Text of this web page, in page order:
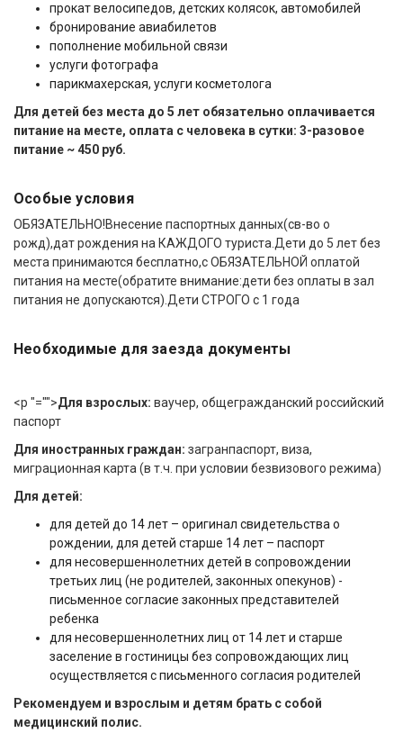
прокат велосипедов, детских колясок, автомобилей
бронирование авиабилетов
пополнение мобильной связи
услуги фотографа
парикмахерская, услуги косметолога
Для детей без места до 5 лет обязательно оплачивается
питание на месте, оплата с человека в сутки: 3-разовое
питание ~ 450 руб.
Особые условия
ОБЯЗАТЕЛЬНО!Внесение паспортных данных(св-во о
рожд),дат рождения на КАЖДОГО туриста.Дети до 5 лет без
места принимаются бесплатно,с ОБЯЗАТЕЛЬНОЙ оплатой
питания на месте(обратите внимание:дети без оплаты в зал
питания не допускаются).Дети СТРОГО с 1 года
Необходимые для заезда документы
<p "="">Для взрослых: ваучер, общегражданский российский
паспорт
Для иностранных граждан: загранпаспорт, виза,
миграционная карта (в т.ч. при условии безвизового режима)
Для детей:
для детей до 14 лет – оригинал свидетельства о
рождении, для детей старше 14 лет – паспорт
для несовершеннолетних детей в сопровождении
третьих лиц (не родителей, законных опекунов) -
письменное согласие законных представителей
ребенка
для несовершеннолетних лиц от 14 лет и старше
заселение в гостиницы без сопровождающих лиц
осуществляется с письменного согласия родителей
Рекомендуем и взрослым и детям брать с собой
медицинский полис.